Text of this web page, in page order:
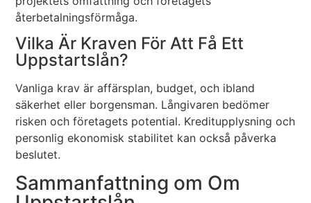
återbetalningsförmåga.
Vilka Är Kraven För Att Få Ett
Uppstartslån?
Vanliga krav är affärsplan, budget, och ibland
säkerhet eller borgensman. Långivaren bedömer
risken och företagets potential. Kreditupplysning och
personlig ekonomisk stabilitet kan också påverka
beslutet.
Sammanfattning om Om